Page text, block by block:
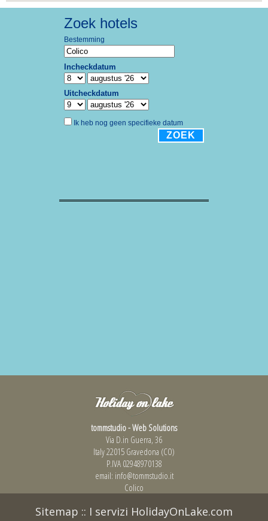
tommstudio - Web Solutions
Via D.in Guerra, 36
Italy 22015 Gravedona (CO)
P.IVA 02948970138
email: info@tommstudio.it
Colico
Sitemap :: I servizi HolidayOnLake.com